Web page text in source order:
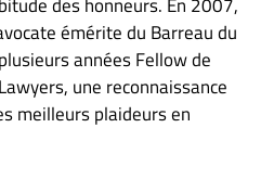
émérite du Barreau du
années Fellow de
une reconnaissance
meilleurs plaideurs en